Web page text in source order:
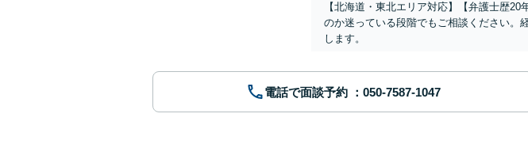
【北海道・東北エリア対応】【弁護士歴
のか迷っている段階でもご相談ください。
します。
電話で面談予約